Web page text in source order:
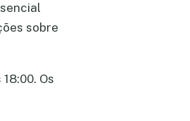
sobre
Os